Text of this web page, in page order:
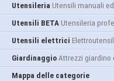
Utensileria Utensili manuali ed
Utensili BETA Utensileria
Utensili elettrici Elettroutensili
Giardinaggio Attrezzi giardino ed
Mappa delle categorie